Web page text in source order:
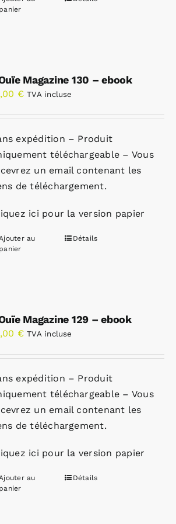
panier
Magazine 130 – ebook
€ TVA incluse
expédition – Produit
téléchargeable – Vous
un email contenant les
de téléchargement.
ici pour la version papier
au
panier
Détails
Magazine 129 – ebook
€ TVA incluse
expédition – Produit
téléchargeable – Vous
un email contenant les
de téléchargement.
ici pour la version papier
au
panier
Détails